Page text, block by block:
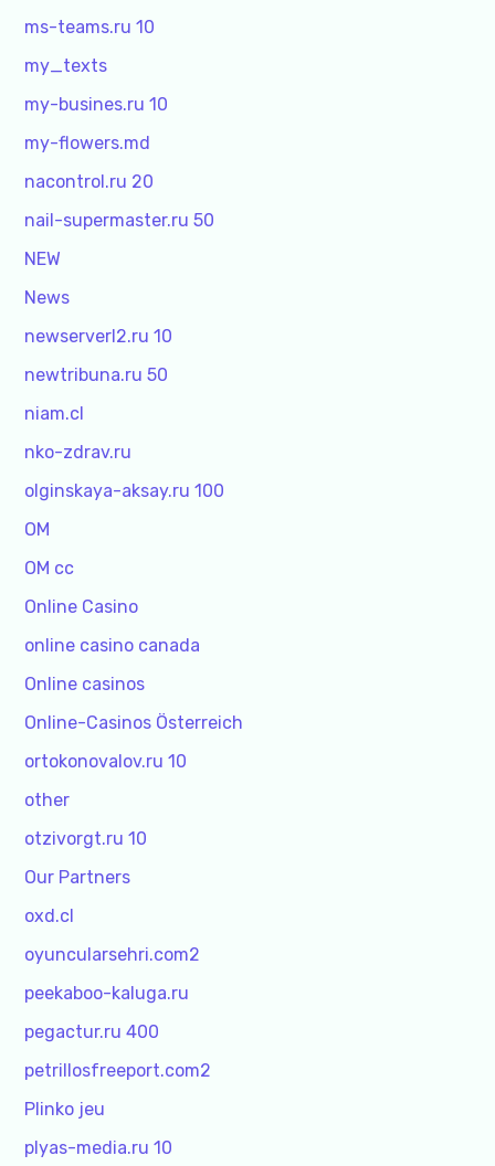
ms-teams.ru 10
my_texts
my-busines.ru 10
my-flowers.md
nacontrol.ru 20
nail-supermaster.ru 50
NEW
News
newserverl2.ru 10
newtribuna.ru 50
niam.cl
nko-zdrav.ru
olginskaya-aksay.ru 100
OM
OM cc
Online Casino
online casino canada
Online casinos
Online-Casinos Österreich
ortokonovalov.ru 10
other
otzivorgt.ru 10
Our Partners
oxd.cl
oyuncularsehri.com2
peekaboo-kaluga.ru
pegactur.ru 400
petrillosfreeport.com2
Plinko jeu
plyas-media.ru 10